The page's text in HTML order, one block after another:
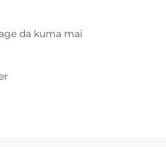
da kuma mai